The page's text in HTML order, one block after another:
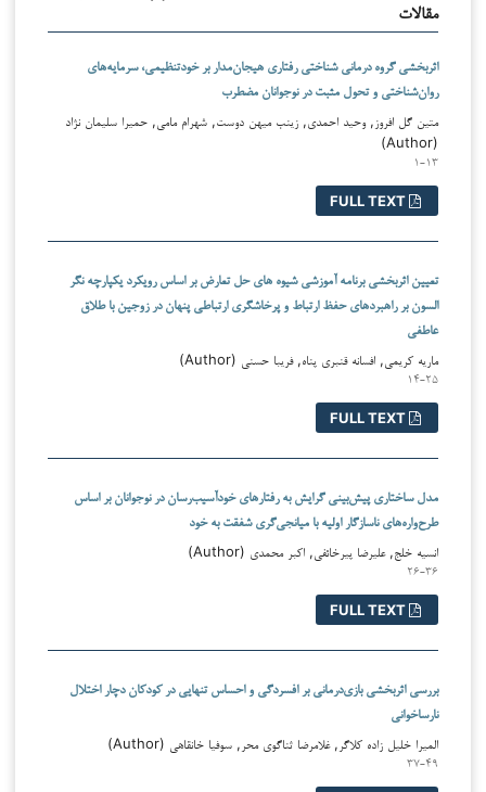
مقالات
اثربخشی گروه درمانی شناختی رفتاری هیجان‌مدار بر خودتنظیمی، سرمایه‌های
روان‌شناختی و تحول مثبت در نوجوانان مضطرب
متین گل افروز, وحید احمدی, زینب میهن دوست, شهرام مامی, حمیرا سلیمان نژاد
(Author)
۱-۱۳
FULL TEXT
تعیین اثربخشی برنامه آموزشی شیوه های حل تعارض بر اساس رویکرد یکپارچه نگر
السون بر راهبردهای حفظ ارتباط و پرخاشگری ارتباطی پنهان در زوجین با طلاق
عاطفی
ماریه کریمی, افسانه قنبری پناه, فریبا حسنی (Author)
۱۴-۲۵
FULL TEXT
مدل ساختاری پیش‌بینی گرایش به رفتارهای خودآسیب‌رسان در نوجوانان بر اساس
طرح‌واره‌های ناسازگار اولیه با میانجی‌گری شفقت به خود
انسیه خلج, علیرضا پیرخائفی, اکبر محمدی (Author)
۲۶-۳۶
FULL TEXT
بررسی اثربخشی بازی‌درمانی بر افسردگی و احساس تنهایی در کودکان دچار اختلال
نارساخوانی
المیرا خلیل زاده کلاگر, غلامرضا ثناگوی محر, سوفیا خانقاهی (Author)
۳۷-۴۹